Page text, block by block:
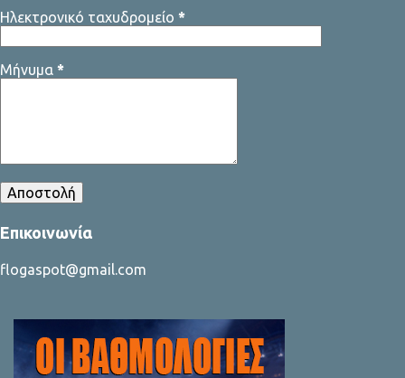
Ηλεκτρονικό ταχυδρομείο *
Μήνυμα *
Επικοινωνία
flogaspot@gmail.com